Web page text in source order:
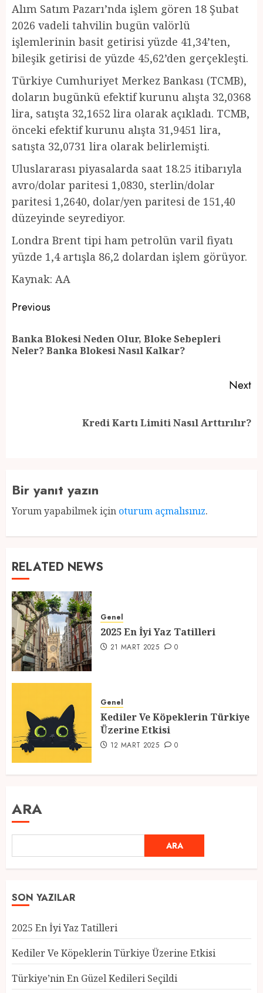
Alım Satım Pazarı’nda işlem gören 18 Şubat
2026 vadeli tahvilin bugün valörlü
işlemlerinin basit getirisi yüzde 41,34’ten,
bileşik getirisi de yüzde 45,62’den gerçekleşti.
Türkiye Cumhuriyet Merkez Bankası (TCMB),
doların bugünkü efektif kurunu alışta 32,0368
lira, satışta 32,1652 lira olarak açıkladı. TCMB,
önceki efektif kurunu alışta 31,9451 lira,
satışta 32,0731 lira olarak belirlemişti.
Uluslararası piyasalarda saat 18.25 itibarıyla
avro/dolar paritesi 1,0830, sterlin/dolar
paritesi 1,2640, dolar/yen paritesi de 151,40
düzeyinde seyrediyor.
Londra Brent tipi ham petrolün varil fiyatı
yüzde 1,4 artışla 86,2 dolardan işlem görüyor.
Kaynak: AA
Post
navigation
Previous
Banka Blokesi Neden Olur, Bloke Sebepleri
Neler? Banka Blokesi Nasıl Kalkar?
Next
Kredi Kartı Limiti Nasıl Arttırılır?
Bir yanıt yazın
Yorum yapabilmek için oturum açmalısınız.
RELATED NEWS
Genel
2025 En İyi Yaz Tatilleri
21 MART 2025 0
Genel
Kediler Ve Köpeklerin Türkiye
Üzerine Etkisi
12 MART 2025 0
ARA
ARA
SON YAZILAR
2025 En İyi Yaz Tatilleri
Kediler Ve Köpeklerin Türkiye Üzerine Etkisi
Türkiye’nin En Güzel Kedileri Seçildi